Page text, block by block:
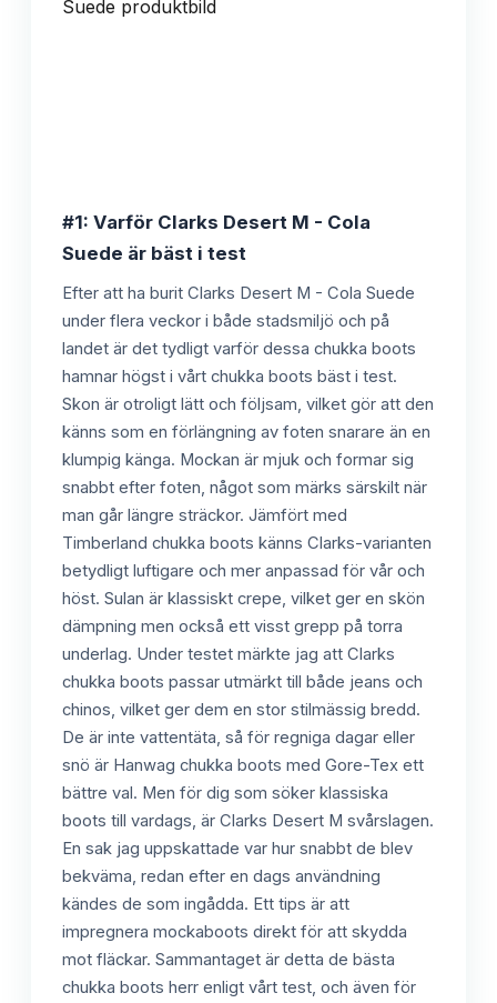
#1: Varför Clarks Desert M - Cola
Suede är bäst i test
Efter att ha burit Clarks Desert M - Cola Suede
under flera veckor i både stadsmiljö och på
landet är det tydligt varför dessa chukka boots
hamnar högst i vårt chukka boots bäst i test.
Skon är otroligt lätt och följsam, vilket gör att den
känns som en förlängning av foten snarare än en
klumpig känga. Mockan är mjuk och formar sig
snabbt efter foten, något som märks särskilt när
man går längre sträckor. Jämfört med
Timberland chukka boots känns Clarks-varianten
betydligt luftigare och mer anpassad för vår och
höst. Sulan är klassiskt crepe, vilket ger en skön
dämpning men också ett visst grepp på torra
underlag. Under testet märkte jag att Clarks
chukka boots passar utmärkt till både jeans och
chinos, vilket ger dem en stor stilmässig bredd.
De är inte vattentäta, så för regniga dagar eller
snö är Hanwag chukka boots med Gore-Tex ett
bättre val. Men för dig som söker klassiska
boots till vardags, är Clarks Desert M svårslagen.
En sak jag uppskattade var hur snabbt de blev
bekväma, redan efter en dags användning
kändes de som ingådda. Ett tips är att
impregnera mockaboots direkt för att skydda
mot fläckar. Sammantaget är detta de bästa
chukka boots herr enligt vårt test, och även för